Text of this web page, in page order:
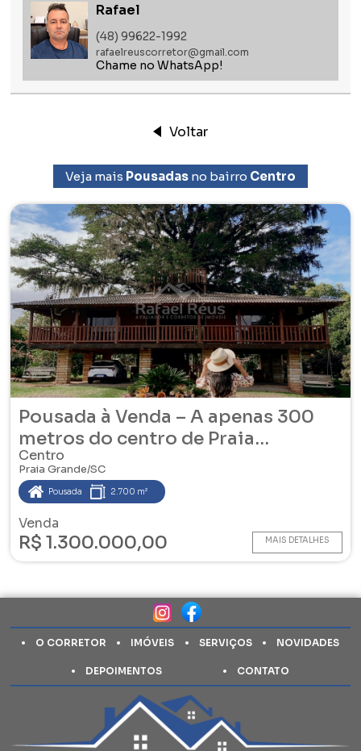
Rafael
(48) 99622-1992
rafaelreuscorretor@gmail.com
Chame no WhatsApp!
Voltar
Veja mais Pousadas no bairro Centro
Pousada à Venda – A apenas 300
metros do centro de Praia
Grande/SC
Centro
Praia Grande/SC
Pousada 2.700 m²
Venda
R$ 1.300.000,00 MAIS DETALHES
O CORRETOR IMÓVEIS SERVIÇOS NOVIDADES
DEPOIMENTOS CONTATO